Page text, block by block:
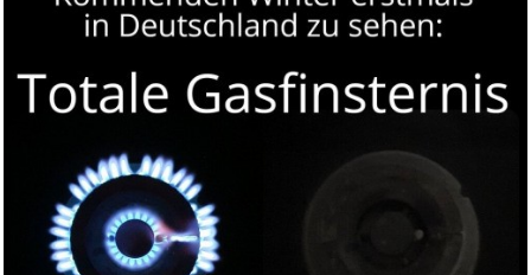
Black Lotus...
Anzeige